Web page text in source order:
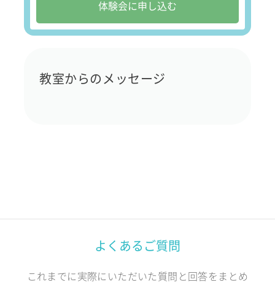
体験会に申し込む
教室からのメッセージ
よくあるご質問
これまでに実際にいただいた質問と回答をまとめ